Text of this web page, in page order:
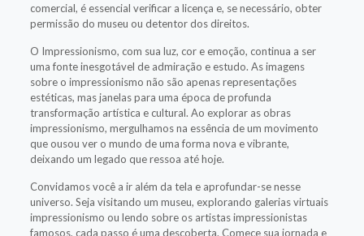
comercial, é essencial verificar a licença e, se necessário, obter
permissão do museu ou detentor dos direitos.
O Impressionismo, com sua luz, cor e emoção, continua a ser
uma fonte inesgotável de admiração e estudo. As imagens
sobre o impressionismo não são apenas representações
estéticas, mas janelas para uma época de profunda
transformação artística e cultural. Ao explorar as obras
impressionismo, mergulhamos na essência de um movimento
que ousou ver o mundo de uma forma nova e vibrante,
deixando um legado que ressoa até hoje.
Convidamos você a ir além da tela e aprofundar-se nesse
universo. Seja visitando um museu, explorando galerias virtuais
impressionismo ou lendo sobre os artistas impressionistas
famosos, cada passo é uma descoberta. Comece sua jornada e